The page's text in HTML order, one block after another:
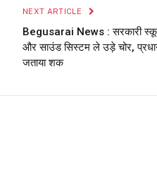
NEXT ARTICLE
Begusarai News : सरकारी स्कूल
और साउंड सिस्टम ले उड़े चोर,
जताया शक